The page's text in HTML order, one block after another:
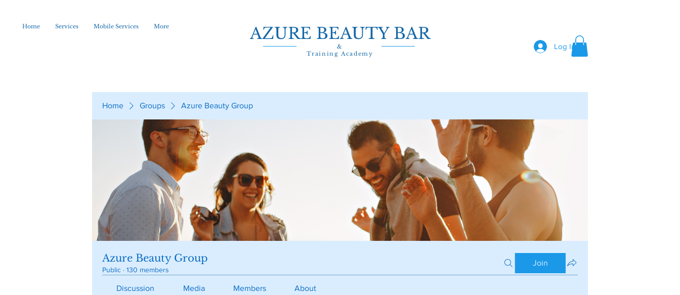
Home Services Mobile Services More AZURE BEAUTY BAR
&
Training Academy
Log In
Home Groups Azure Beauty Group
Azure Beauty Group
Public · 130 members
Join
Discussion Media Members About